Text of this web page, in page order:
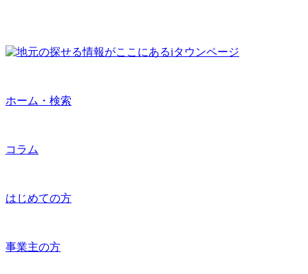
ホーム・検索
コラム
はじめての方
事業主の方